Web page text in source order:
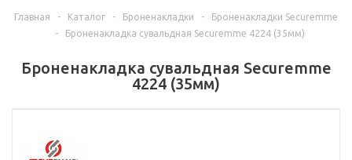
Главная - Каталог - Броненакладки -
Броненакладки Securemme
-
Броненакладка сувальдная Securemme 4224 (35мм)
Броненакладка сувальдная Securemme
4224 (35мм)